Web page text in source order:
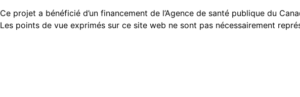
Ce projet a bénéficié d’un financement de l’Agence de santé publique du
Les points de vue exprimés sur ce site web ne sont pas nécessairement